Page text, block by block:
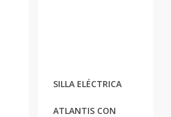
SILLA ELÉCTRICA
ATLANTIS CON